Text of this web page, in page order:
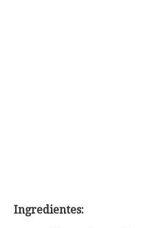
Ingredientes: